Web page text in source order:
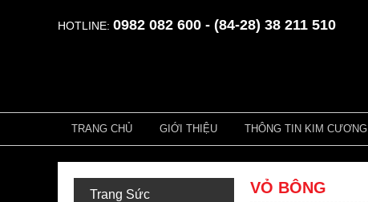
HOTLINE: 0982 082 600 - (84-28) 38 211 510
TRANG CHỦ GIỚI THIỆU THÔNG TIN KIM CƯƠNG
Trang Sức VỎ BÔNG